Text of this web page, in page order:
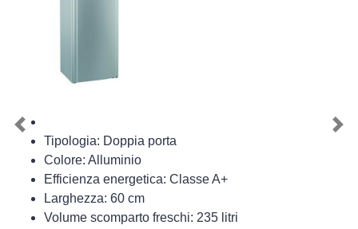
Tipologia: Doppia porta
Colore: Alluminio
Efficienza energetica: Classe A+
Larghezza: 60 cm
Volume scomparto freschi: 235 litri
Previous